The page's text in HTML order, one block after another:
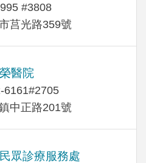
#3808
莒光路359號
醫院
6161#2705
中正路201號
眾診療服務處